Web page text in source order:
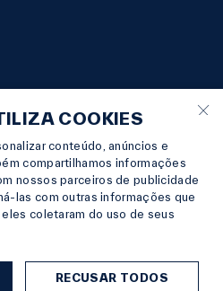
E CONDIÇÕES
×
COOKIES
conteúdo, anúncios e
compartilhamos informações
nossos parceiros de publicidade
las com outras informações que
coletaram do uso de seus
RECUSAR TODOS